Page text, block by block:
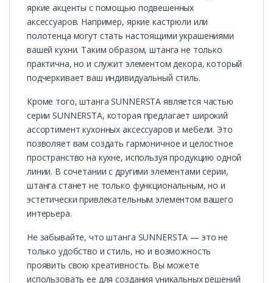
яркие акценты с помощью подвешенных
аксессуаров. Например, яркие кастрюли или
полотенца могут стать настоящими украшениями
вашей кухни. Таким образом, штанга не только
практична, но и служит элементом декора, который
подчеркивает ваш индивидуальный стиль.
Кроме того, штанга SUNNERSTA является частью
серии SUNNERSTA, которая предлагает широкий
ассортимент кухонных аксессуаров и мебели. Это
позволяет вам создать гармоничное и целостное
пространство на кухне, используя продукцию одной
линии. В сочетании с другими элементами серии,
штанга станет не только функциональным, но и
эстетически привлекательным элементом вашего
интерьера.
Не забывайте, что штанга SUNNERSTA — это не
только удобство и стиль, но и возможность
проявить свою креативность. Вы можете
использовать ее для создания уникальных решений